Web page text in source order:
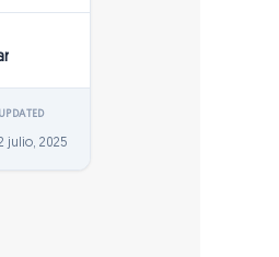
UPDATED
julio, 2025